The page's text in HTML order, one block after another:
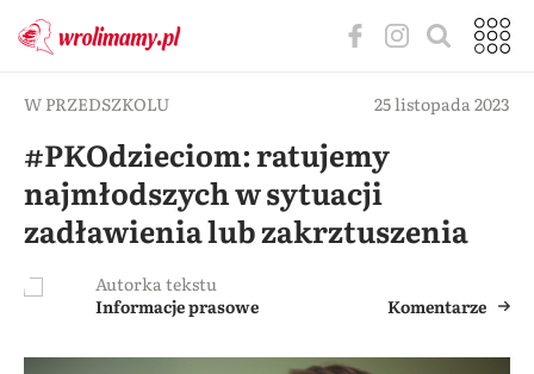
W PRZEDSZKOLU 25 listopada 2023
#PKOdzieciom: ratujemy
najmłodszych w sytuacji
zadławienia lub zakrztuszenia
Autorka tekstu
Informacje prasowe
Komentarze